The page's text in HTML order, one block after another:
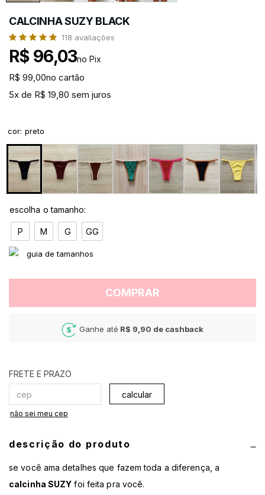
CALCINHA SUZY BLACK
118 avaliações
R$ 96,03no Pix
R$ 99,00no cartão
5x de R$ 19,80 sem juros
cor: preto
P M G GG
COMPRAR
Ganhe até R$ 9,90 de cashback
calcular
não sei meu cep
descrição do produto
se você ama detalhes que fazem toda a diferença, a
calcinha SUZY foi feita pra você.